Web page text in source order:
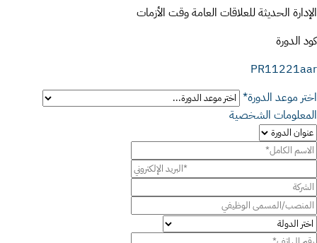
الإدارة الحديثة للعلاقات العامة وقت الأزمات
كود الدورة
PR11221aar
اختر موعد الدورة*
المعلومات الشخصية